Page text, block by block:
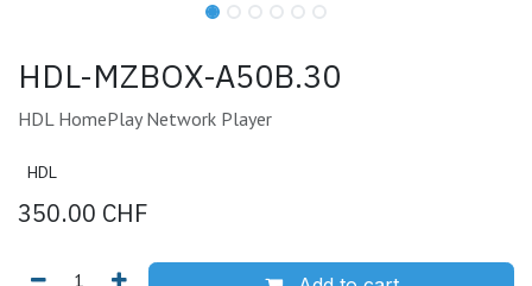
HDL-MZBOX-A50B.30
HDL HomePlay Network Player
HDL
350.00 CHF